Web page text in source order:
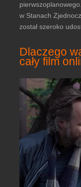
w Stanach
został szeroko
Dlaczego
cały film